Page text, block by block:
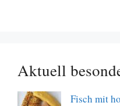
Aktuell
Fisch mit